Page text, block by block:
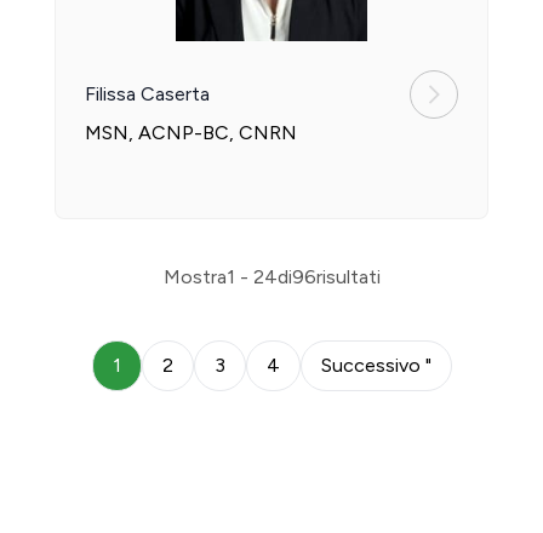
Filissa Caserta
MSN, ACNP-BC, CNRN
Mostra1 - 24di96risultati
1 2 3 4 Successivo "